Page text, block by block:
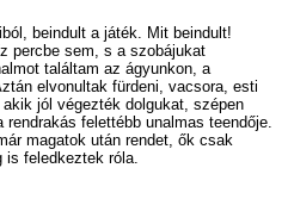
beindult a játék. Mit beindult!
percbe sem, s a szobájukat
találtam az ágyunkon, a
elvonultak fürdeni, vacsora, esti
jól végezték dolgukat, szépen
felettébb unalmas teendője.
magatok után rendet, ők csak
is feledkeztek róla.